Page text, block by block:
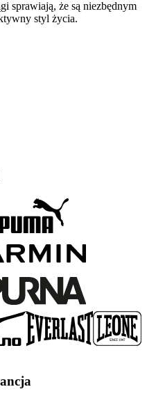
sprawiają, że są niezbędnym
styl życia.